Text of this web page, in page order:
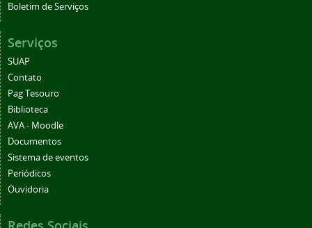
Boletim de Serviços
Serviços
SUAP
Contato
Pag Tesouro
Biblioteca
AVA - Moodle
Documentos
Sistema de eventos
Periódicos
Ouvidoria